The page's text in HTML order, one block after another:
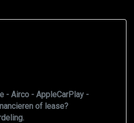
- Airco - AppleCarPlay -
of lease?